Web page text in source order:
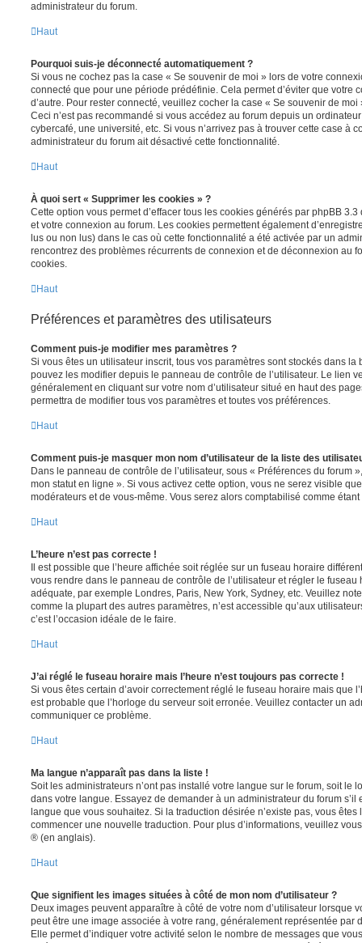
administrateur du forum.
Haut
Pourquoi suis-je déconnecté automatiquement ?
Si vous ne cochez pas la case « Se souvenir de moi » lors de votre
connecté que pour une période prédéfinie. Cela permet d’éviter que votre
d’autre. Pour rester connecté, veuillez cocher la case « Se souvenir de
Ceci n’est pas recommandé si vous accédez au forum depuis un
cybercafé, une université, etc. Si vous n’arrivez pas à trouver cette case à
administrateur du forum ait désactivé cette fonctionnalité.
Haut
À quoi sert « Supprimer les cookies » ?
Cette option vous permet d’effacer tous les cookies générés par phpBB
et votre connexion au forum. Les cookies permettent également
lus ou non lus) dans le cas où cette fonctionnalité a été activée par un
rencontrez des problèmes récurrents de connexion et de déconnexion au
cookies.
Haut
Préférences et paramètres des utilisateurs
Comment puis-je modifier mes paramètres ?
Si vous êtes un utilisateur inscrit, tous vos paramètres sont stockés dans la
pouvez les modifier depuis le panneau de contrôle de l’utilisateur. Le lien
généralement en cliquant sur votre nom d’utilisateur situé en haut des
permettra de modifier tous vos paramètres et toutes vos préférences.
Haut
Comment puis-je masquer mon nom d’utilisateur de la liste des
Dans le panneau de contrôle de l’utilisateur, sous « Préférences du forum
mon statut en ligne ». Si vous activez cette option, vous ne serez visible
modérateurs et de vous-même. Vous serez alors comptabilisé comme
Haut
L’heure n’est pas correcte !
Il est possible que l’heure affichée soit réglée sur un fuseau horaire
vous rendre dans le panneau de contrôle de l’utilisateur et régler le
adéquate, par exemple Londres, Paris, New York, Sydney, etc. Veuillez
comme la plupart des autres paramètres, n’est accessible qu’aux
c’est l’occasion idéale de le faire.
Haut
J’ai réglé le fuseau horaire mais l’heure n’est toujours pas correcte !
Si vous êtes certain d’avoir correctement réglé le fuseau horaire mais que
est probable que l’horloge du serveur soit erronée. Veuillez contacter un
communiquer ce problème.
Haut
Ma langue n’apparaît pas dans la liste !
Soit les administrateurs n’ont pas installé votre langue sur le forum, soit le
dans votre langue. Essayez de demander à un administrateur du forum s’il
langue que vous souhaitez. Si la traduction désirée n’existe pas, vous
commencer une nouvelle traduction. Pour plus d’informations, veuillez
® (en anglais).
Haut
Que signifient les images situées à côté de mon nom d’utilisateur ?
Deux images peuvent apparaître à côté de votre nom d’utilisateur lorsque
peut être une image associée à votre rang, généralement représentée par
Elle permet d’indiquer votre activité selon le nombre de messages que